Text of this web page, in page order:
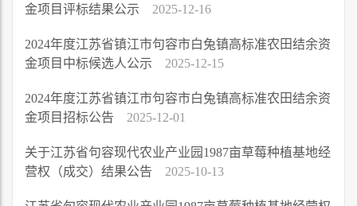
金项目评标结果公示
2025-12-16
2024年度江苏省镇江市句容市白兔镇高标准农田结余资
金项目中标候选人公示
2025-12-15
2024年度江苏省镇江市句容市白兔镇高标准农田结余资
金项目招标公告
2025-12-01
关于江苏省句容现代农业产业园1987亩草莓种植基地经
营权（成交）结果公告
2025-10-13